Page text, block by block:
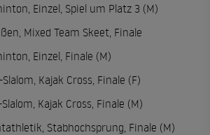
Einzel, Spiel um Platz 3 (M)
Mixed Team Skeet, Finale
Einzel, Finale (M)
Kajak Cross, Finale (F)
Kajak Cross, Finale (M)
Stabhochsprung, Finale (M)